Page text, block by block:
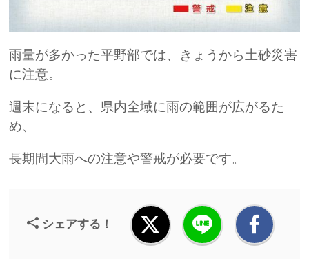
雨量が多かった平野部では、きょうから土砂災害
に注意。
週末になると、県内全域に雨の範囲が広がるた
め、
長期間大雨への注意や警戒が必要です。
シェアする！